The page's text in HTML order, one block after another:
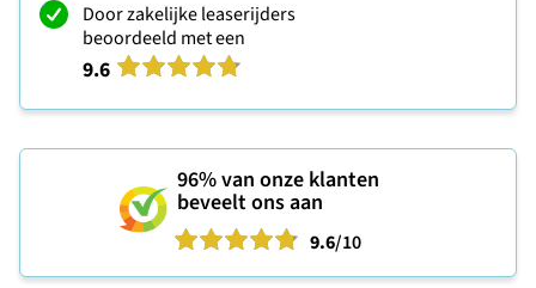
Door zakelijke leaserijders
beoordeeld met een
9.6
96%van onze klanten
beveelt ons aan
9.6/10